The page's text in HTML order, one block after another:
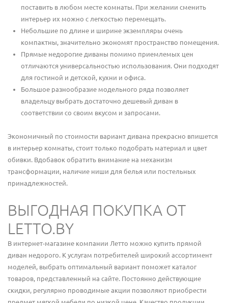
поставить в любом месте комнаты. При желании сменить
интерьер их можно с легкостью перемещать.
Небольшие по длине и ширине экземпляры очень
компактны, значительно экономят пространство помещения.
Прямые недорогие диваны помимо приемлемых цен
отличаются универсальностью использования. Они подходят
для гостиной и детской, кухни и офиса.
Большое разнообразие модельного ряда позволяет
владельцу выбрать достаточно дешевый диван в
соответствии со своим вкусом и запросами.
Экономичный по стоимости вариант дивана прекрасно впишется
в интерьер комнаты, стоит только подобрать материал и цвет
обивки. Вдобавок обратить внимание на механизм
трансформации, наличие ниши для белья или постельных
принадлежностей.
ВЫГОДНАЯ ПОКУПКА ОТ
LETTO.BY
В интернет-магазине компании Летто можно купить прямой
диван недорого. К услугам потребителей широкий ассортимент
моделей, выбрать оптимальный вариант поможет каталог
товаров, представленный на сайте. Постоянно действующие
скидки, регулярно проводимые акции позволяют приобрести